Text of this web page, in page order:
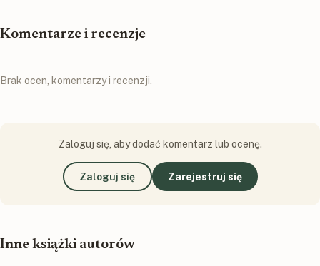
Komentarze i recenzje
Brak ocen, komentarzy i recenzji.
Zaloguj się, aby dodać komentarz lub ocenę.
Zaloguj się Zarejestruj się
Inne książki autorów